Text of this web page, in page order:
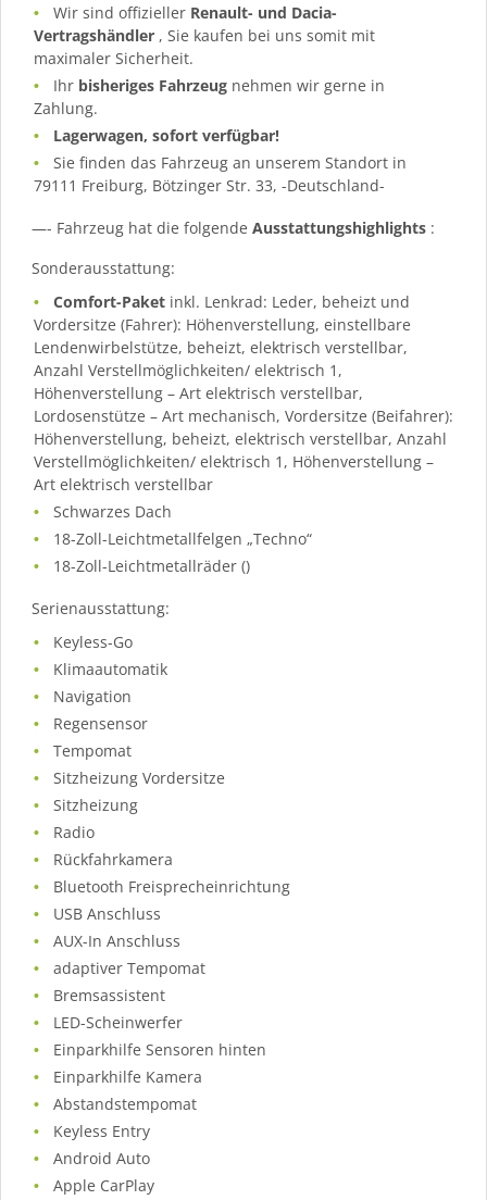
Wir sind offizieller Renault- und Dacia-
Vertragshändler , Sie kaufen bei uns somit mit
maximaler Sicherheit.
Ihr bisheriges Fahrzeug nehmen wir gerne in
Zahlung.
Lagerwagen, sofort verfügbar!
Sie finden das Fahrzeug an unserem Standort in
79111 Freiburg, Bötzinger Str. 33, -Deutschland-
—- Fahrzeug hat die folgende Ausstattungshighlights :
Sonderausstattung:
Comfort-Paket inkl. Lenkrad: Leder, beheizt und
Vordersitze (Fahrer): Höhenverstellung, einstellbare
Lendenwirbelstütze, beheizt, elektrisch verstellbar,
Anzahl Verstellmöglichkeiten/ elektrisch 1,
Höhenverstellung – Art elektrisch verstellbar,
Lordosenstütze – Art mechanisch, Vordersitze (Beifahrer):
Höhenverstellung, beheizt, elektrisch verstellbar, Anzahl
Verstellmöglichkeiten/ elektrisch 1, Höhenverstellung –
Art elektrisch verstellbar
Schwarzes Dach
18-Zoll-Leichtmetallfelgen „Techno“
18-Zoll-Leichtmetallräder ()
Serienausstattung:
Keyless-Go
Klimaautomatik
Navigation
Regensensor
Tempomat
Sitzheizung Vordersitze
Sitzheizung
Radio
Rückfahrkamera
Bluetooth Freisprecheinrichtung
USB Anschluss
AUX-In Anschluss
adaptiver Tempomat
Bremsassistent
LED-Scheinwerfer
Einparkhilfe Sensoren hinten
Einparkhilfe Kamera
Abstandstempomat
Keyless Entry
Android Auto
Apple CarPlay